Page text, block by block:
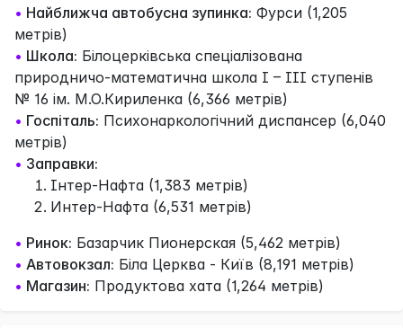
• Найближча автобусна зупинка: Фурси (1,205
метрів)
• Школа: Білоцерківська спеціалізована
природничо-математична школа І – ІІІ ступенів
№ 16 ім. М.О.Кириленка (6,366 метрів)
• Госпіталь: Психонаркологічний диспансер (6,040
метрів)
• Заправки:
Інтер-Нафта (1,383 метрів)
Интер-Нафта (6,531 метрів)
• Ринок: Базарчик Пионерская (5,462 метрів)
• Автовокзал: Біла Церква - Київ (8,191 метрів)
• Магазин: Продуктова хата (1,264 метрів)